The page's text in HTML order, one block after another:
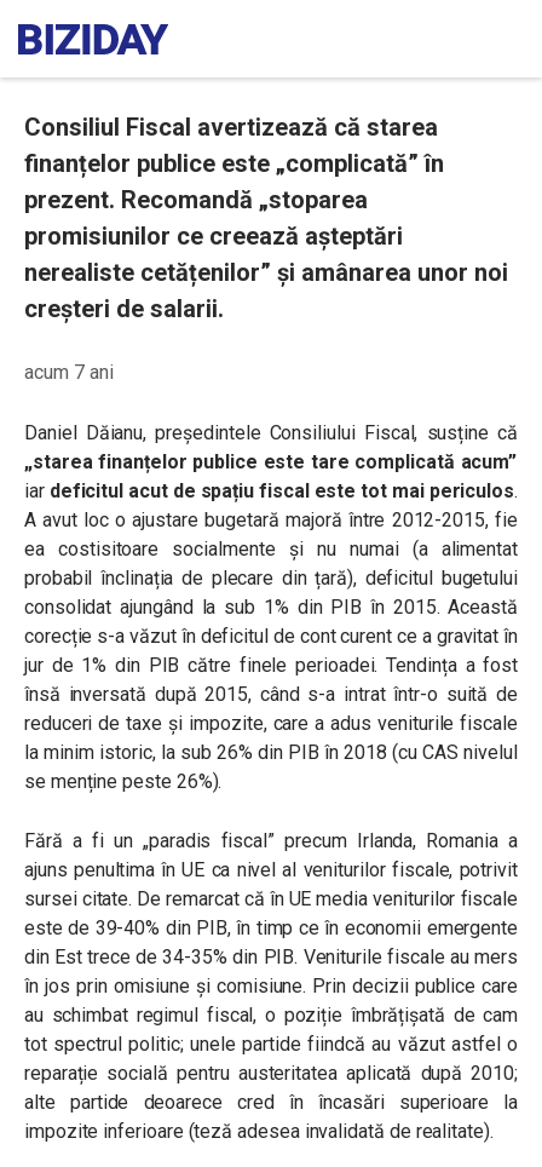
Consiliul Fiscal avertizează că starea
finanțelor publice este „complicată” în
prezent. Recomandă „stoparea
promisiunilor ce creează așteptări
nerealiste cetățenilor” și amânarea unor noi
creșteri de salarii.
acum 7 ani
Daniel Dăianu, președintele Consiliului Fiscal, susține că
„starea finanțelor publice este tare complicată acum”
iar deficitul acut de spațiu fiscal este tot mai periculos.
A avut loc o ajustare bugetară majoră între 2012-2015, fie
ea costisitoare socialmente și nu numai (a alimentat
probabil înclinația de plecare din țară), deficitul bugetului
consolidat ajungând la sub 1% din PIB în 2015. Această
corecție s-a văzut în deficitul de cont curent ce a gravitat în
jur de 1% din PIB către finele perioadei. Tendința a fost
însă inversată după 2015, când s-a intrat într-o suită de
reduceri de taxe și impozite, care a adus veniturile fiscale
la minim istoric, la sub 26% din PIB în 2018 (cu CAS nivelul
se menține peste 26%).
Fără a fi un „paradis fiscal” precum Irlanda, Romania a
ajuns penultima în UE ca nivel al veniturilor fiscale, potrivit
sursei citate. De remarcat că în UE media veniturilor fiscale
este de 39-40% din PIB, în timp ce în economii emergente
din Est trece de 34-35% din PIB. Veniturile fiscale au mers
în jos prin omisiune și comisiune. Prin decizii publice care
au schimbat regimul fiscal, o poziție îmbrățișată de cam
tot spectrul politic; unele partide fiindcă au văzut astfel o
reparație socială pentru austeritatea aplicată după 2010;
alte partide deoarece cred în încasări superioare la
impozite inferioare (teză adesea invalidată de realitate).